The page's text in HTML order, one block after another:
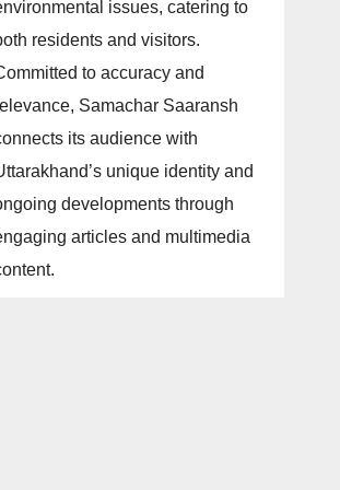
issues, catering to
residents and visitors.
to accuracy and
Samachar Saaransh
its audience with
unique identity and
developments through
articles and multimedia